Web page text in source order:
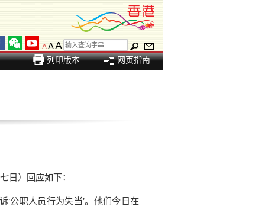
AAA
列印版本 网页指南
）回应如下：
职人员行为失当’。他们今日在